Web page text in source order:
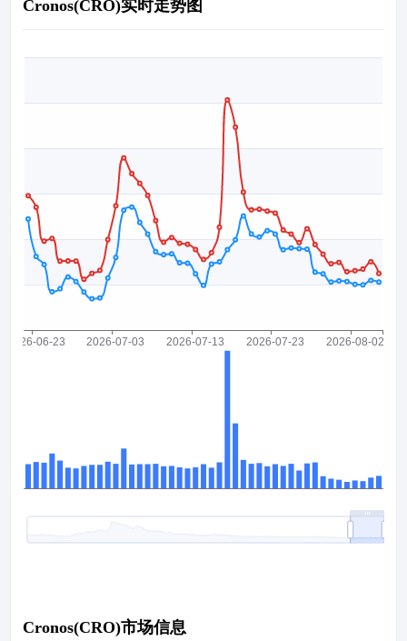
Cronos(CRO)实时走势图
Cronos(CRO)市场信息